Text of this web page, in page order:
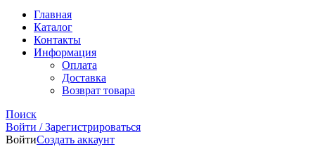
Главная
Каталог
Контакты
Информация
Оплата
Доставка
Возврат товара
Поиск
Войти / Зарегистрироваться
ВойтиСоздать аккаунт